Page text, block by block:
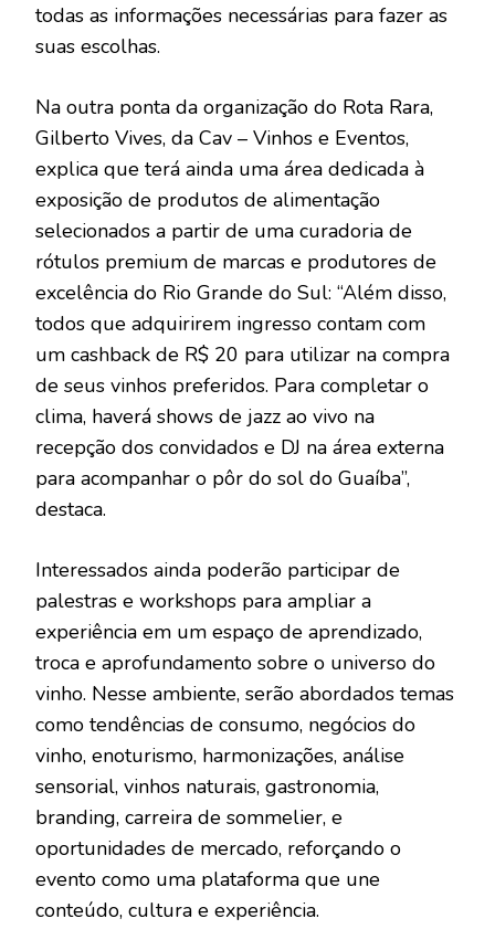
todas as informações necessárias para fazer as
suas escolhas.
Na outra ponta da organização do Rota Rara,
Gilberto Vives, da Cav – Vinhos e Eventos,
explica que terá ainda uma área dedicada à
exposição de produtos de alimentação
selecionados a partir de uma curadoria de
rótulos premium de marcas e produtores de
excelência do Rio Grande do Sul: “Além disso,
todos que adquirirem ingresso contam com
um cashback de R$ 20 para utilizar na compra
de seus vinhos preferidos. Para completar o
clima, haverá shows de jazz ao vivo na
recepção dos convidados e DJ na área externa
para acompanhar o pôr do sol do Guaíba”,
destaca.
Interessados ainda poderão participar de
palestras e workshops para ampliar a
experiência em um espaço de aprendizado,
troca e aprofundamento sobre o universo do
vinho. Nesse ambiente, serão abordados temas
como tendências de consumo, negócios do
vinho, enoturismo, harmonizações, análise
sensorial, vinhos naturais, gastronomia,
branding, carreira de sommelier, e
oportunidades de mercado, reforçando o
evento como uma plataforma que une
conteúdo, cultura e experiência.